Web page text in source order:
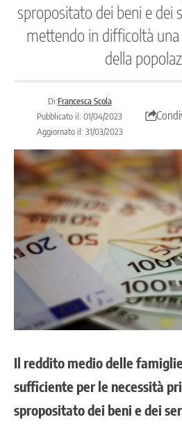
spropositato dei beni e dei
mettendo in difficoltà
della
Di:Francesca Scola
Pubblicato il: 01/04/2023
Aggiornato il: 31/03/2023
Il reddito medio delle
sufficiente per le necessità
spropositato dei beni e dei